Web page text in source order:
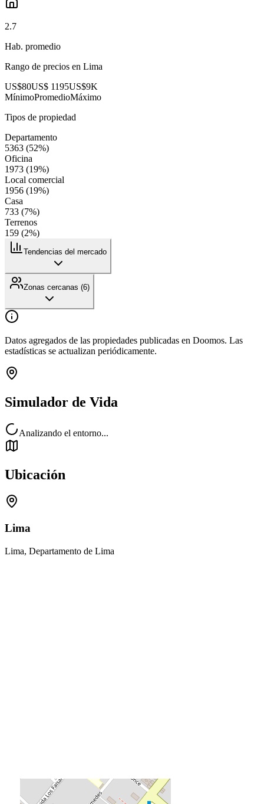
2.7
Hab. promedio
Rango de precios en Lima
US$80US$ 1195US$9K
MínimoPromedioMáximo
Tipos de propiedad
Departamento
5363 (52%)
Oficina
1973 (19%)
Local comercial
1956 (19%)
Casa
733 (7%)
Terrenos
159 (2%)
Tendencias del mercado
Zonas cercanas (6)
Datos agregados de las propiedades publicadas en Doomos. Las
estadísticas se actualizan periódicamente.
Simulador de Vida
Analizando el entorno...
Ubicación
Lima
Lima, Departamento de Lima